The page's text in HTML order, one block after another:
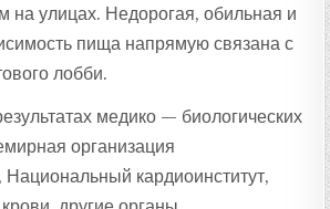
на улицах. Недорогая, обильная и
пища напрямую связана с
лобби.
медико — биологических
организация
кардиоинститут,